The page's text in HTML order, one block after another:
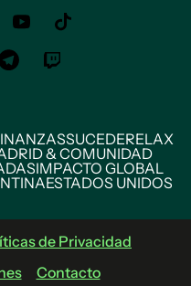
SUCEDERELAX
& COMUNIDAD
IMPACTO GLOBAL
ESTADOS UNIDOS
de Privacidad
Contacto